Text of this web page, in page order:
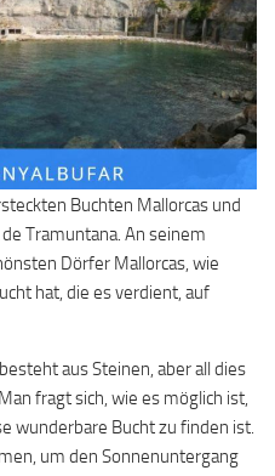
Buchten Mallorcas und
Tramuntana. An seinem
Dörfer Mallorcas, wie
hat, die es verdient, auf
aus Steinen, aber all dies
fragt sich, wie es möglich ist,
wunderbare Bucht zu finden ist.
um den Sonnenuntergang